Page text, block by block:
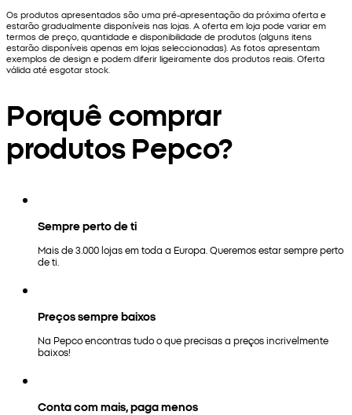
Os produtos apresentados são uma pré-apresentação da próxima oferta e
estarão gradualmente disponíveis nas lojas. A oferta em loja pode variar em
termos de preço, quantidade e disponibilidade de produtos (alguns itens
estarão disponíveis apenas em lojas seleccionadas). As fotos apresentam
exemplos de design e podem diferir ligeiramente dos produtos reais. Oferta
válida até esgotar stock.
Porquê comprar
produtos Pepco?
Sempre perto de ti
Mais de 3.000 lojas em toda a Europa. Queremos estar sempre perto
de ti.
Preços sempre baixos
Na Pepco encontras tudo o que precisas a preços incrivelmente
baixos!
Conta com mais, paga menos